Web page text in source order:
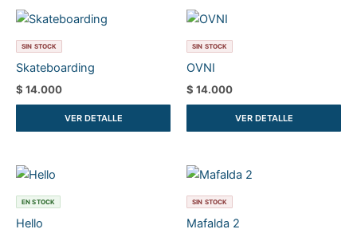
SIN STOCK
Skateboarding
$ 14.000
VER DETALLE
SIN STOCK
OVNI
$ 14.000
VER DETALLE
EN STOCK
Hello
SIN STOCK
Mafalda 2